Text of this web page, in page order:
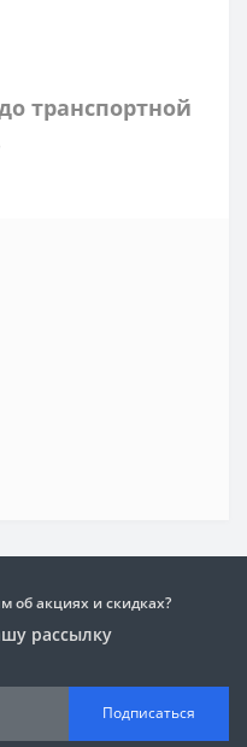
транспортной
об акциях и скидках?
рассылку
Подписаться